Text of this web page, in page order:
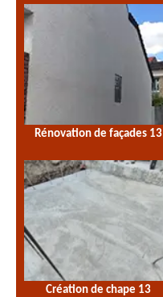
Rénovation de façades 13
Création de chape 13